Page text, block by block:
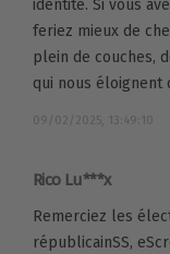
identité. Si vous
feriez mieux de
plein de couches,
qui nous éloignent
09/02/2025, 13:49:10
Rico Lu***x
Remerciez les
républicainSS,